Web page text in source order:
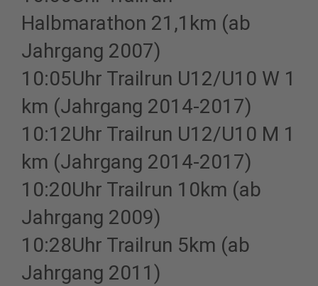
Halbmarathon 21,1km (ab
Jahrgang 2007)
10:05Uhr Trailrun U12/U10 W 1
km (Jahrgang 2014-2017)
10:12Uhr Trailrun U12/U10 M 1
km (Jahrgang 2014-2017)
10:20Uhr Trailrun 10km (ab
Jahrgang 2009)
10:28Uhr Trailrun 5km (ab
Jahrgang 2011)